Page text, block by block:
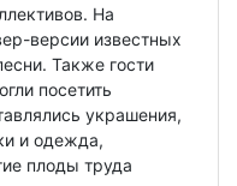
На
версии известных
Также гости
посетить
украшения,
и одежда,
плоды труда